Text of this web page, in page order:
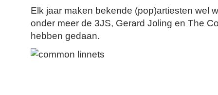
Elk jaar maken bekende (pop)artiesten wel
onder meer de 3JS, Gerard Joling en The
hebben gedaan.